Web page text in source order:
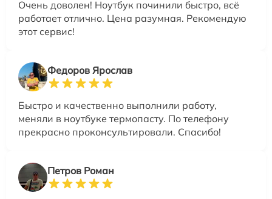
Очень доволен! Ноутбук починили быстро, всё
работает отлично. Цена разумная. Рекомендую
этот сервис!
Федоров Ярослав
Быстро и качественно выполнили работу,
меняли в ноутбуке термопасту. По телефону
прекрасно проконсультировали. Спасибо!
Петров Роман